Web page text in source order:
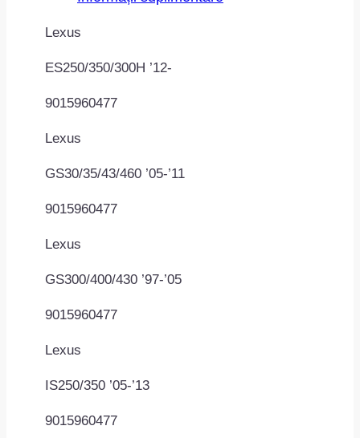
Lexus
ES250/350/300H ’12-
9015960477
Lexus
GS30/35/43/460 ’05-’11
9015960477
Lexus
GS300/400/430 ’97-’05
9015960477
Lexus
IS250/350 ’05-’13
9015960477